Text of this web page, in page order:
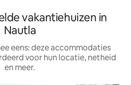
vakantiehuizen in
Nautla
eens: deze accommodaties
voor hun locatie, netheid
en meer.